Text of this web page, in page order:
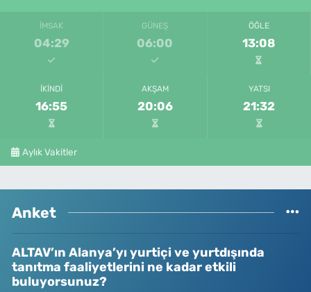
İMSAK
04:29
GÜNEŞ
06:00
ÖĞLE
13:08
İKINDI
16:55
AKŞAM
20:06
YATSI
21:32
Aylık Vakitler
Anket
ALTAV’ın Alanya’yı yurtiçi ve yurtdışında
tanıtma faaliyetlerini ne kadar etkili
buluyorsunuz?